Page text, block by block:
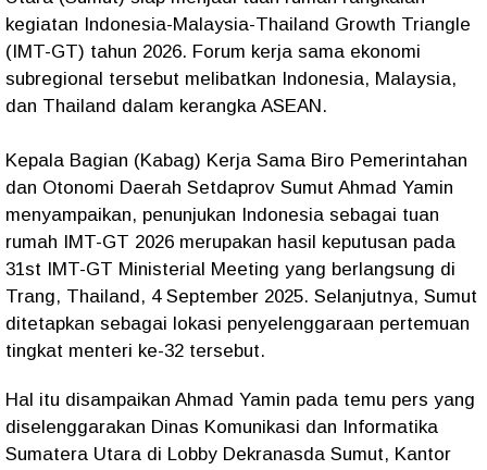
kegiatan Indonesia-Malaysia-Thailand Growth Triangle
(IMT-GT) tahun 2026. Forum kerja sama ekonomi
subregional tersebut melibatkan Indonesia, Malaysia,
dan Thailand dalam kerangka ASEAN.
Kepala Bagian (Kabag) Kerja Sama Biro Pemerintahan
dan Otonomi Daerah Setdaprov Sumut Ahmad Yamin
menyampaikan, penunjukan Indonesia sebagai tuan
rumah IMT-GT 2026 merupakan hasil keputusan pada
31st IMT-GT Ministerial Meeting yang berlangsung di
Trang, Thailand, 4 September 2025. Selanjutnya, Sumut
ditetapkan sebagai lokasi penyelenggaraan pertemuan
tingkat menteri ke-32 tersebut.
Hal itu disampaikan Ahmad Yamin pada temu pers yang
diselenggarakan Dinas Komunikasi dan Informatika
Sumatera Utara di Lobby Dekranasda Sumut, Kantor